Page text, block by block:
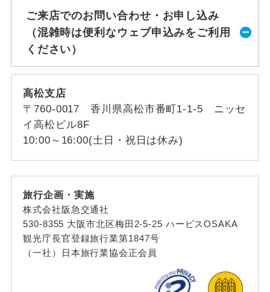
ご来店でのお問い合わせ・お申し込み
（混雑時は便利なウェブ申込みをご利用
ください）
高松支店
〒760-0017 香川県高松市番町1-1-5 ニッセ
イ高松ビル8F
10:00～16:00(土日・祝日は休み)
旅行企画・実施
株式会社阪急交通社
530-8355 大阪市北区梅田2-5-25 ハービスOSAKA
観光庁長官登録旅行業第1847号
（一社）日本旅行業協会正会員